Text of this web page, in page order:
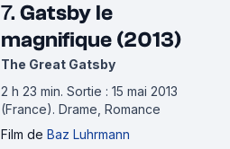
7. Gatsby le
magnifique (2013)
The Great Gatsby
2 h 23 min. Sortie : 15 mai 2013
(France). Drame, Romance
Film de Baz Luhrmann